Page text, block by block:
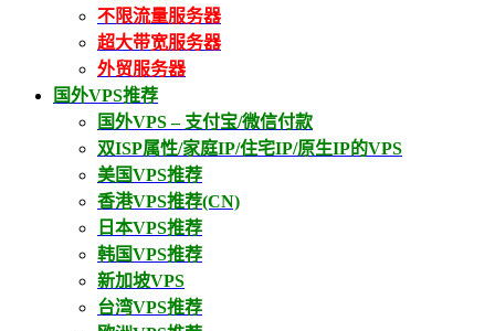
不限流量服务器
超大带宽服务器
外贸服务器
国外VPS推荐
国外VPS – 支付宝/微信付款
双ISP属性/家庭IP/住宅IP/原生IP的VPS
美国VPS推荐
香港VPS推荐(CN)
日本VPS推荐
韩国VPS推荐
新加坡VPS
台湾VPS推荐